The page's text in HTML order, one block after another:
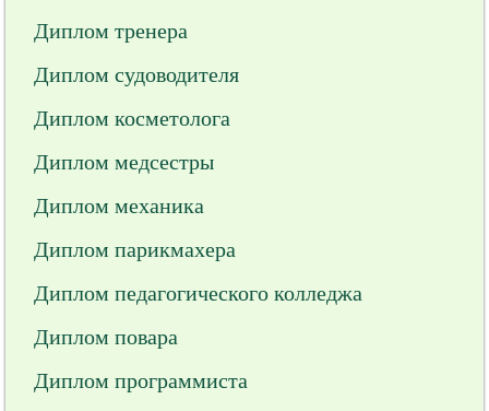
Диплом тренера
Диплом судоводителя
Диплом косметолога
Диплом медсестры
Диплом механика
Диплом парикмахера
Диплом педагогического колледжа
Диплом повара
Диплом программиста